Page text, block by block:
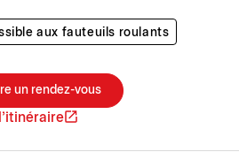
aux fauteuils roulants
un rendez-vous